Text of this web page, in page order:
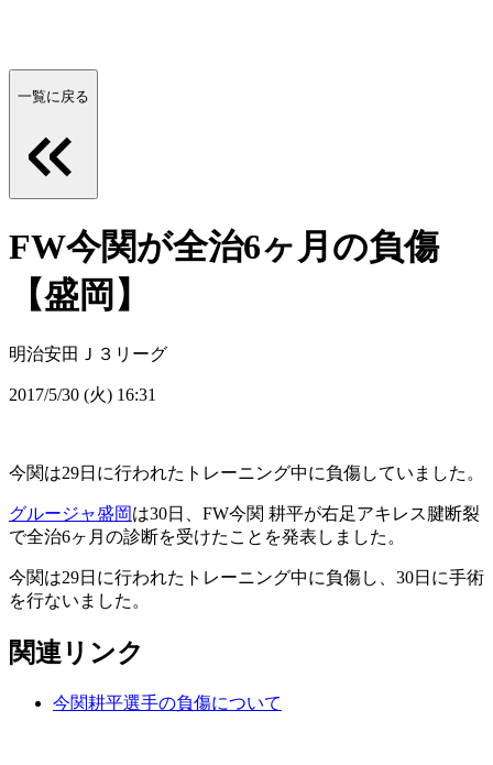
一覧に戻る
FW今関が全治6ヶ月の負傷
【盛岡】
明治安田Ｊ３リーグ
2017/5/30 (火) 16:31
今関は29日に行われたトレーニング中に負傷していました。
グルージャ盛岡は30日、FW今関 耕平が右足アキレス腱断裂
で全治6ヶ月の診断を受けたことを発表しました。
今関は29日に行われたトレーニング中に負傷し、30日に手術
を行ないました。
関連リンク
今関耕平選手の負傷について